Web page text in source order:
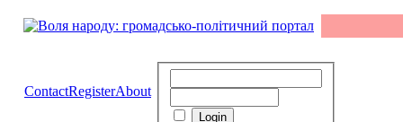
ContactRegisterAbout